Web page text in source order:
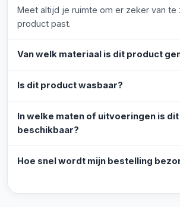
Meet altijd je ruimte om er zeker van te
product past.
Van welk materiaal is dit product
Is dit product wasbaar?
In welke maten of uitvoeringen is
beschikbaar?
Hoe snel wordt mijn bestelling